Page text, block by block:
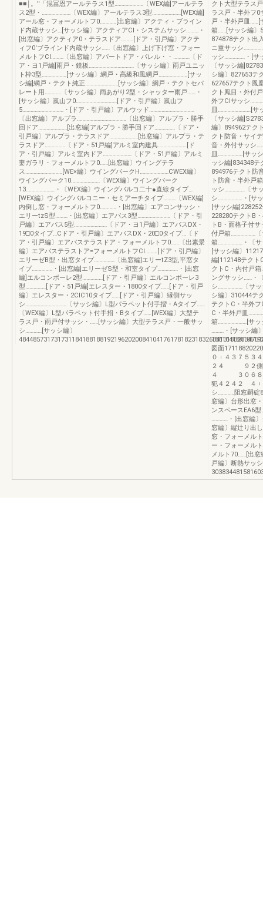
■■￨。''「混冨恩アールテラス1型…………………〔WEX編]アールテラ
ス2型・…………………〔WEX編〕アールテラス3型…………………[WEX編]
アール窓・フォーメルトフ0…………[出窓編〕アクティ・ブライン
ド内蔵サッシ…[サッシ編〕アクティアCl・システムサッシ………・
[出窓編〕アクティア0・テラスドア………[ドア・引戸編〕アクテ
ィフ0'ブラインド内蔵サッシ……〔出窓編〕上げ下げ窓・フォー
メルトフCl………〔出窓編〕アパートドア・パレル・・…………〔ド
ア・ヨ1戸編]雨戸・鏡板……………………………〔サッシ編〕雨戸ユニッ
ト枠3型………………[サッシ編〕網戸・高級和風網戸…………………[サッ
シ編]網戸・テクト純正……………………[サッシ編〕網戸・テクトセパ
レート用…………〔サッシ編〕雨あがり2型・シャッター雨戸……・
[サッシ編〕嵐山フ0…………………………[ドア・引戸編〕嵐山フ
5…………………………・[ドア・引戸編〕アルウッド……………………………
〔出窓編〕アルプラ………………………………〔出窓編〕アルプラ・勝手
回ドア…………………[出窓編]アルプラ・勝手回ドア……………〔ドア・
引戸編〕アルプラ・テラスドア…………………[出窓編〕アルプラ・テ
ラスドア……………〔ドア・51戸編]アルミ室内建具…………………[ド
ア・引戸編〕アルミ室内ドア…………………〔ドア・51戸編〕アルミ
妻ガラリ・フォーメルトフ0……[出窓編〕ウイングテラ
ス………………………[WE×編〕ウイングパークH…………………CWEX編〕
ウイングパーク10…………………〔WEX編〕ウイングパーク
13…………………・〔WEX編〕ウイングバルコ二十●直線タイプ…
[WEX編〕ウイングバルコニー・セミアーチタイプ………〔WEX編]
内倒し窓・フォーメルトフ0…………・[出窓編〕エアコンサッシ・
エリーtzS型………・[出窓編〕エアパス3型……………………〔ドア・引
戸編〕エアパス5型……………………〔ドア・ヨ1戸編〕エアパスDX・
19□0タイプ…Cドア・引戸編〕エアパスDX・20□0タイプ…〔ド
ア・引戸編〕エアパステラスドア・フォーメルトフ0……〔出素景
編〕エアパステラストア=フォーメルトフCl………[ドア・引戸編〕
エリーゼB型・出窓タイプ……………〔出窓編]エリーtZ3型,平窓タ
イプ……………・[出窓編]エリーゼS型・和室タイプ……………・[出窓
編]エルコンポーレ2型……………[ドア・引戸編〕エルコンポーレ3
型……………[ドア・51戸編]エレスター・1800タイプ……[ドア・引戸
編〕エレスター・2CIC10タイブ……[ドア・引戸編〕縁側サッ
シ…………………………〔サッシ編〕L型パラペット付手摺・Aタイプ……
〔WEX編〕L型パラペット付手招・Bタイプ……[WEX編〕大型テ
ラス戸・雨戸付サッシ・……[サッシ編〕大型テラス戸・一般サッ
シ…………[サッシ編〕
クト大型テラス
ラス戸・半外フ0
戸・半外戸皿……[
箱……[サッシ編〕
874878テクト出
ニ重サッシ
ッシ……………・[サ
〔サッシ編
シ編〕827653テ
627657テクト鳳
クト鳳目・外付
外フClサッシ
皿……………………[サ
〔サッシ編
編〕894962テク
クト防音・サイ
音・外付サッシ
皿………………[サッ
ッシ編]834348
894976テクト防
ト防音・半外戸
ッシ……………〔サ
シ………………・[サ
[サッシ編
228280テクトB
トB・面格子付
付戸箱………………〔
箱………………・〔サ
[サッシ編〕
編]112148テク
クトC・内付戸
ングサッシ……・
シ………………〔サッ
シ編〕310444テ
テクトC・半外
C・半外戸皿
箱…………………[サッ
………・[サッシ編
図面
０︲４３７５
２４ ９２
４ ３０６８８
犯４２４２ ４
シ…………阻窓嗣碇
窓編〕台形出窓
ンスペースEA6
…………・[出窓編
窓編〕縦辻り出
窓・フォーメル
ー・フォーメル
メルト70……[出
戸編〕断熱サッ